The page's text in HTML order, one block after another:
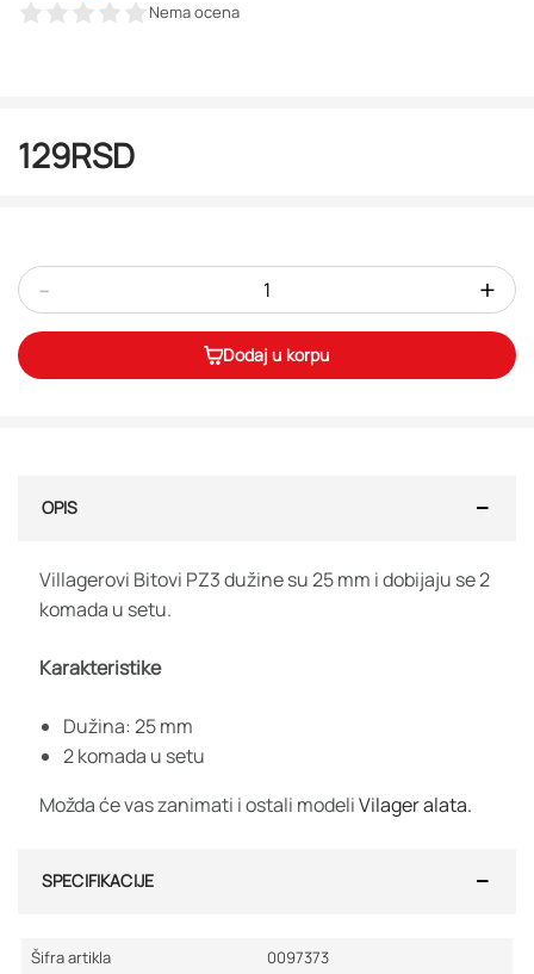
Nema ocena
129RSD
- +
Dodaj u korpu
OPIS
Villagerovi Bitovi PZ3 dužine su 25 mm i dobijaju se 2
komada u setu.
Karakteristike
Dužina: 25 mm
2 komada u setu
Možda će vas zanimati i ostali modeliVilager alata.
SPECIFIKACIJE
Šifra artikla
0097373